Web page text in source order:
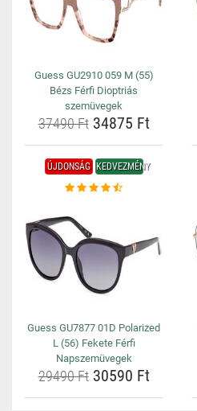
Guess GU2910 059 M (55)
Bézs Férfi Dioptriás
szemüvegek
37490 Ft34875 Ft
ÚJDONSÁG KEDVEZMÉNY
Guess GU7877 01D Polarized
L (56) Fekete Férfi
Napszemüvegek
29490 Ft30590 Ft